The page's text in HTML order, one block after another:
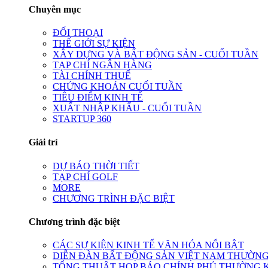
Chuyên mục
ĐỐI THOẠI
THẾ GIỚI SỰ KIỆN
XÂY DỰNG VÀ BẤT ĐỘNG SẢN - CUỐI TUẦN
TẠP CHÍ NGÂN HÀNG
TÀI CHÍNH THUẾ
CHỨNG KHOÁN CUỐI TUẦN
TIÊU ĐIỂM KINH TẾ
XUẤT NHẬP KHẨU - CUỐI TUẦN
STARTUP 360
Giải trí
DỰ BÁO THỜI TIẾT
TẠP CHÍ GOLF
MORE
CHƯƠNG TRÌNH ĐẶC BIỆT
Chương trình đặc biệt
CÁC SỰ KIỆN KINH TẾ VĂN HÓA NỔI BẬT
DIỄN ĐÀN BẤT ĐỘNG SẢN VIỆT NAM